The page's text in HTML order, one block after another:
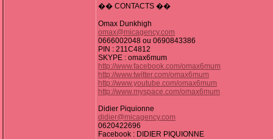
�� CONTACTS ��
Omax Dunkhigh
omax@micagency.com
0666002048 ou 0690843386
PIN : 211C4812
SKYPE : omax6mum
http://www.facebook.com/omax6mum
http://www.twitter.com/omax6mum
http://www.youtube.com/omax6mum
http://www.myspace.com/omax6mum
Didier Piquionne
didier@micagency.com
0620422696
Facebook : DIDIER PIQUIONNE